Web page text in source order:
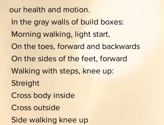
our health and motion.
In the gray walls of build boxes:
Morning walking, light start,
On the toes, forward and backwards
On the sides of the feet, forward
Walking with steps, knee up:
Streight
Cross body inside
Cross outside
Side walking knee up